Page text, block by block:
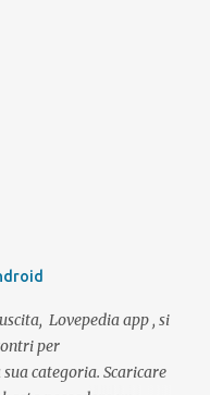
Lovepedia app , si
per
categoria. Scaricare